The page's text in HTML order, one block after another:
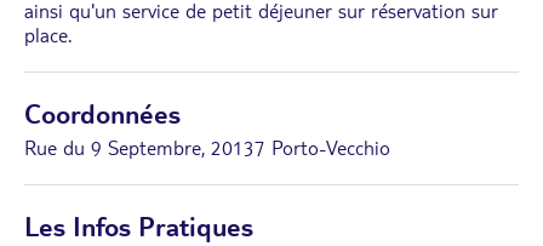
ainsi qu'un service de petit déjeuner sur réservation sur
place.
Coordonnées
Rue du 9 Septembre, 20137 Porto-Vecchio
Les Infos Pratiques